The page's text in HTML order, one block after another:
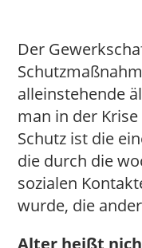
Der
alleinstehende
man in der
Schutz ist die
die durch die
sozialen
wurde, die